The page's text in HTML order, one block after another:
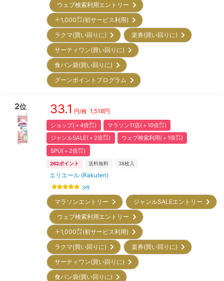
ウェブ検索利用エントリー
＋1,000㌽(初サービス利用)
ラクマ(買い回りに)
楽券(買い回りに)
サーティワン(買い回りに)
食パン袋(買い回りに)
グーンポイントプログラム
2位 33.1 円/枚 1,518円
ショップ(＋4倍㌽)
マラソン11店(＋10倍㌽)
ジャンルSALE(＋2倍㌽)
ウェブ検索利用(＋1倍㌽)
SPU(＋2倍㌽)
262ポイント 送料無料 38枚入
エリエール (Rakuten)
3件
マラソンエントリー
ジャンルSALEエントリー
ウェブ検索利用エントリー
＋1,000㌽(初サービス利用)
ラクマ(買い回りに)
楽券(買い回りに)
サーティワン(買い回りに)
食パン袋(買い回りに)